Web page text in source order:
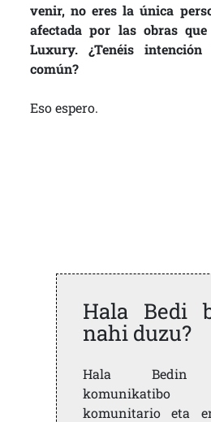
venir, no eres la única
afectada por las obras
Luxury. ¿Tenéis
común?
Eso espero.
Hala Bedi
nahi duzu?
Hala Bedin
komunitario eta